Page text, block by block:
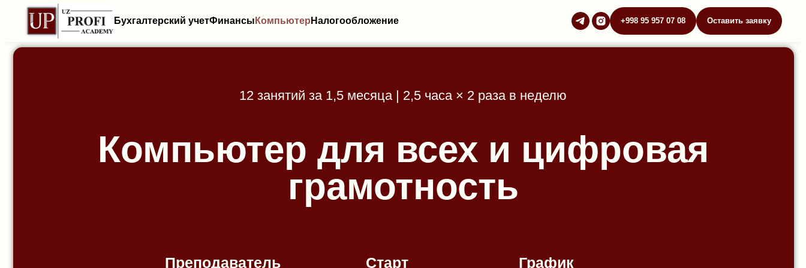
Бухгалтерский учетФинансы Компьютер Налогообложение +998 95 957 07 08 Оставить заявку
Компьютер для всех и цифровая
грамотность
12 занятий за 1,5 месяца | 2,5 часа × 2 раза в неделю
Преподаватель Старт График